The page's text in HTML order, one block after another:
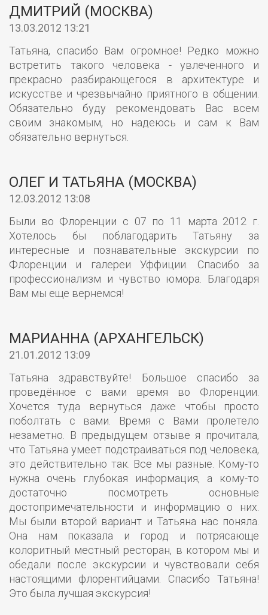
ДМИТРИЙ (МОСКВА)
13.03.2012 13:21
Татьяна, спасибо Вам огромное! Редко можно
встретить такого человека - увлеченного и
прекрасно разбирающегося в архитектуре и
искусстве и чрезвычайно приятного в общении.
Обязательно буду рекомендовать Вас всем
своим знакомым, но надеюсь и сам к Вам
обязательно вернуться.
ОЛЕГ И ТАТЬЯНА (МОСКВА)
12.03.2012 13:08
Были во Флоренции с 07 по 11 марта 2012 г.
Хотелось бы поблагодарить Татьяну за
интересные и познавательные экскурсии по
Флоренции и галереи Уффиции. Спасибо за
профессионализм и чувство юмора. Благодаря
Вам мы еще вернемся!
МАРИАННА (АРХАНГЕЛЬСК)
21.01.2012 13:09
Татьяна здравствуйте! Большое спасибо за
проведённое с вами время во Флоренции.
Хочется туда вернуться даже чтобы просто
поболтать с вами. Время с Вами пролетело
незаметно. В предыдущем отзыве я прочитала,
что Татьяна умеет подстраиваться под человека,
это действительно так. Все мы разные. Кому-то
нужна очень глубокая информация, а кому-то
достаточно посмотреть основные
достопримечательности и информацию о них.
Мы были второй вариант и Татьяна нас поняла.
Она нам показала и город и потрясающе
колоритный местный ресторан, в котором мы и
обедали после экскурсии и чувствовали себя
настоящими флорентийцами. Спасибо Татьяна!
Это была лучшая экскурсия!